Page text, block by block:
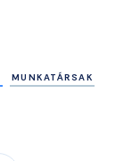
MUNKATÁRSAK